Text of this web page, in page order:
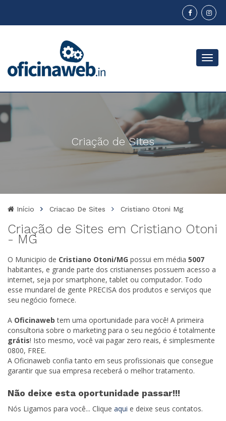
Menu
Criação de Sites
Início Criacao De Sites Cristiano Otoni Mg
Criação de Sites em Cristiano Otoni
- MG
O Municipio de Cristiano Otoni/MG possui em média 5007
habitantes, e grande parte dos cristianenses possuem acesso a
internet, seja por smartphone, tablet ou computador. Todo
esse mundarel de gente PRECISA dos produtos e serviços que
seu negócio fornece.
A Oficinaweb tem uma oportunidade para você! A primeira
consultoria sobre o marketing para o seu negócio é totalmente
grátis! Isto mesmo, você vai pagar zero reais, é simplesmente
0800, FREE.
A Oficinaweb confia tanto em seus profissionais que consegue
garantir que sua empresa receberá o melhor tratamento.
Não deixe esta oportunidade passar!!!
Nós Ligamos para você... Clique aqui e deixe seus contatos.